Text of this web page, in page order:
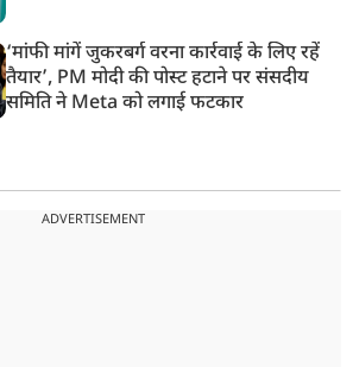
‘मांफी मांगें जुकरबर्ग वरना कार्रवाई के लिए रहें
तैयार’, PM मोदी की पोस्ट हटाने पर संसदीय
समिति ने Meta को लगाई फटकार
ADVERTISEMENT